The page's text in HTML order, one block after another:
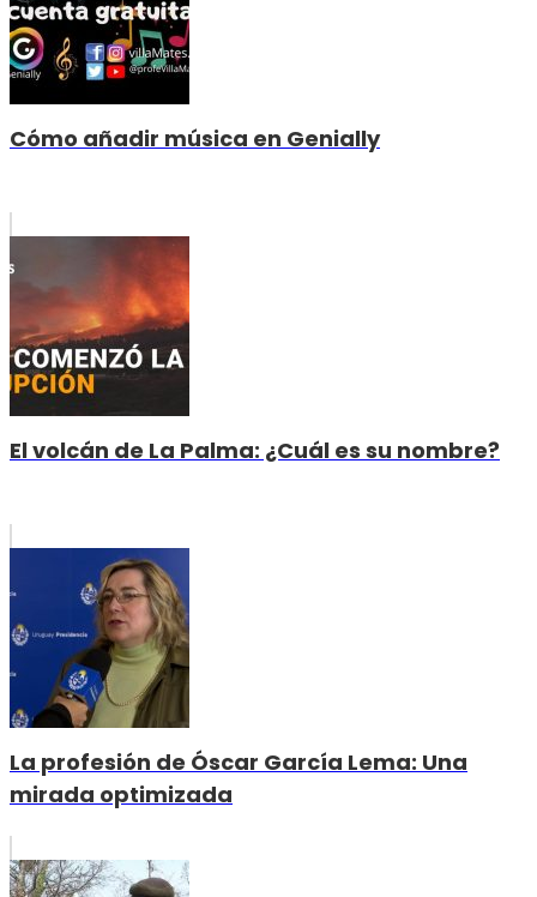
Cómo añadir música en Genially
El volcán de La Palma: ¿Cuál es su nombre?
La profesión de Óscar García Lema: Una
mirada optimizada